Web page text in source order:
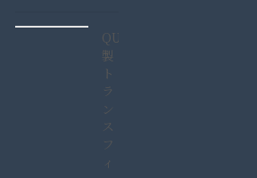
QUCC
製
ト
ラ
ン
ス
フ
ィ